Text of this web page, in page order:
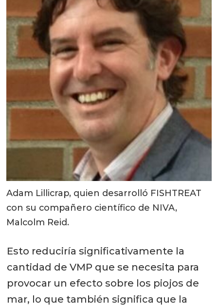
Adam Lillicrap, quien desarrolló FISHTREAT
con su compañero científico de NIVA,
Malcolm Reid.
Esto reduciría significativamente la
cantidad de VMP que se necesita para
provocar un efecto sobre los piojos de
mar, lo que también significa que la